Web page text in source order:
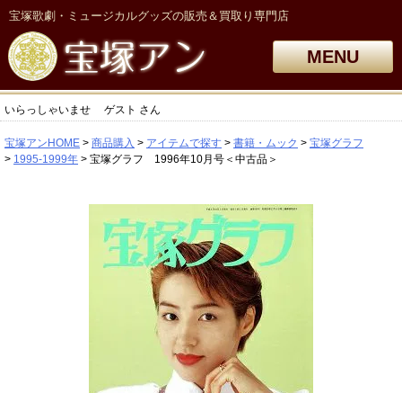
宝塚歌劇・ミュージカルグッズの販売＆買取り専門店
MENU
いらっしゃいませ ゲスト さん
宝塚アンHOME 商品購入 アイテムで探す 書籍・ムック
宝塚グラフ
1995-1999年
宝塚グラフ 1996年10月号＜中古品＞